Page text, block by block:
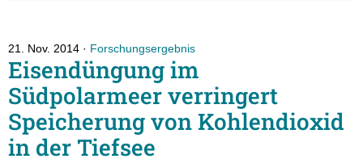
21. Nov. 2014 Forschungsergebnis
Eisendüngung im
Südpolarmeer verringert
Speicherung von Kohlendioxid
in der Tiefsee